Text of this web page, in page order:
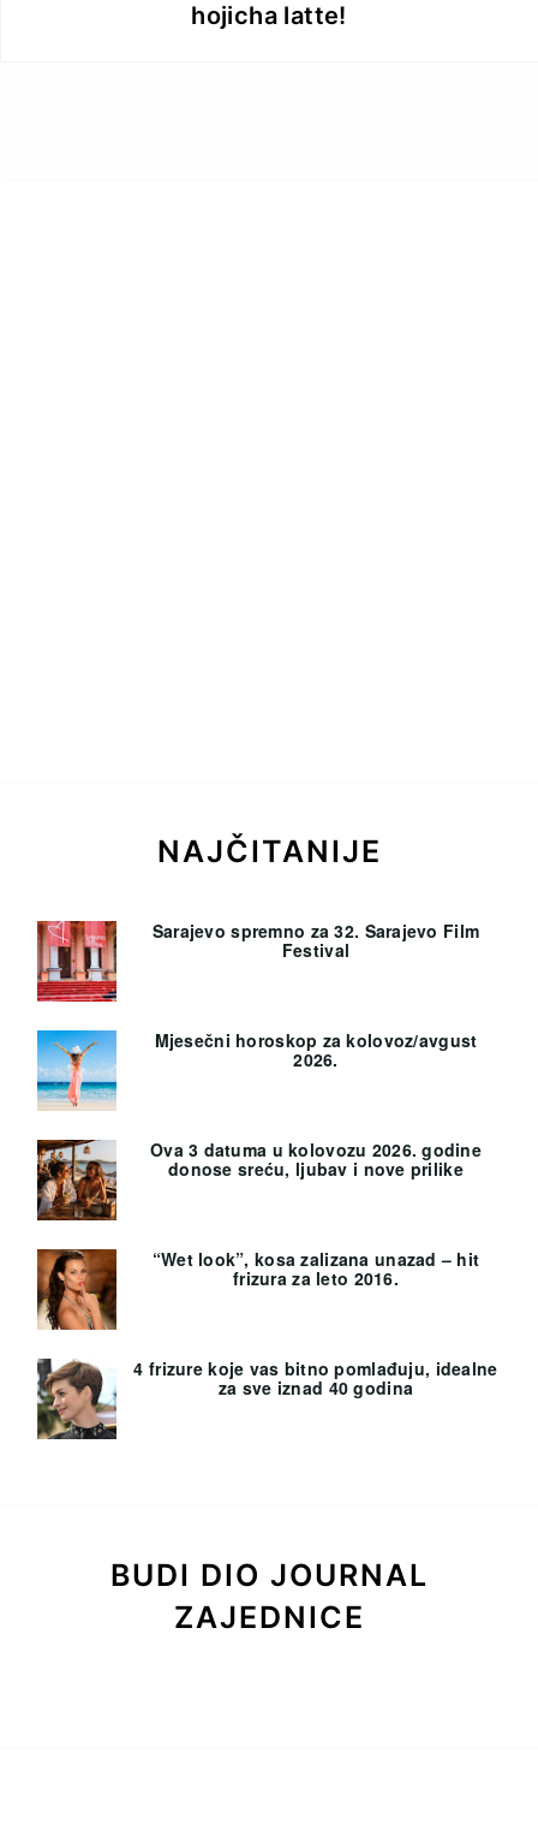
hojicha latte!
NAJČITANIJE
Sarajevo spremno za 32. Sarajevo Film
Festival
Mjesečni horoskop za kolovoz/avgust
2026.
Ova 3 datuma u kolovozu 2026. godine
donose sreću, ljubav i nove prilike
“Wet look”, kosa zalizana unazad – hit
frizura za leto 2016.
4 frizure koje vas bitno pomlađuju, idealne
za sve iznad 40 godina
BUDI DIO JOURNAL
ZAJEDNICE